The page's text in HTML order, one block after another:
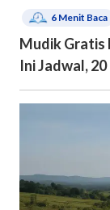
6 Menit Baca
Mudik Gratis
Ini Jadwal,